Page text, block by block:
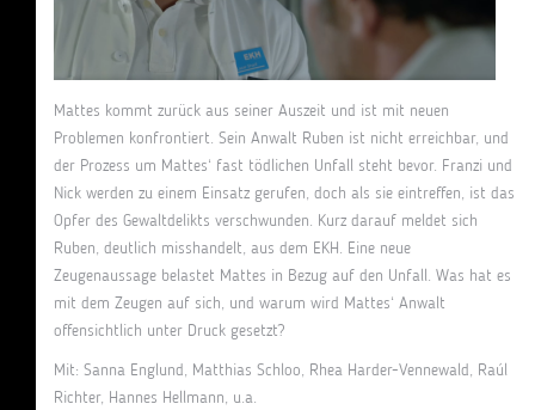
Mattes kommt zurück aus seiner Auszeit und ist mit neuen
Problemen konfrontiert. Sein Anwalt Ruben ist nicht erreichbar, und
der Prozess um Mattes‘ fast tödlichen Unfall steht bevor. Franzi und
Nick werden zu einem Einsatz gerufen, doch als sie eintreffen, ist das
Opfer des Gewaltdelikts verschwunden. Kurz darauf meldet sich
Ruben, deutlich misshandelt, aus dem EKH. Eine neue
Zeugenaussage belastet Mattes in Bezug auf den Unfall. Was hat es
mit dem Zeugen auf sich, und warum wird Mattes‘ Anwalt
offensichtlich unter Druck gesetzt?
Mit: Sanna Englund, Matthias Schloo, Rhea Harder-Vennewald, Raúl
Richter, Hannes Hellmann, u.a.